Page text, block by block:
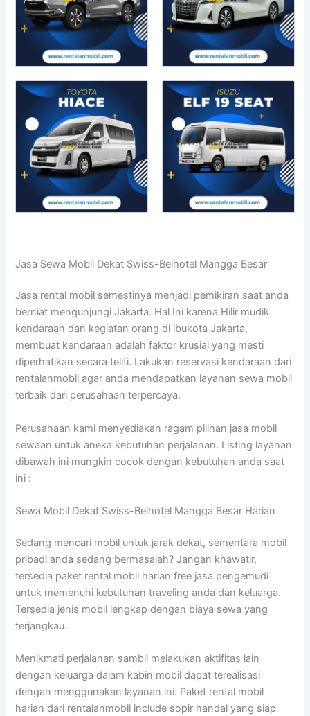
Jasa Sewa Mobil Dekat Swiss-Belhotel Mangga Besar
Jasa rental mobil semestinya menjadi pemikiran saat anda
berniat mengunjungi Jakarta. Hal Ini karena Hilir mudik
kendaraan dan kegiatan orang di ibukota Jakarta,
membuat kendaraan adalah faktor krusial yang mesti
diperhatikan secara teliti. Lakukan reservasi kendaraan dari
rentalanmobil agar anda mendapatkan layanan sewa mobil
terbaik dari perusahaan terpercaya.
Perusahaan kami menyediakan ragam pilihan jasa mobil
sewaan untuk aneka kebutuhan perjalanan. Listing layanan
dibawah ini mungkin cocok dengan kebutuhan anda saat
ini :
Sewa Mobil Dekat Swiss-Belhotel Mangga Besar Harian
Sedang mencari mobil untuk jarak dekat, sementara mobil
pribadi anda sedang bermasalah? Jangan khawatir,
tersedia paket rental mobil harian free jasa pengemudi
untuk memenuhi kebutuhan traveling anda dan keluarga.
Tersedia jenis mobil lengkap dengan biaya sewa yang
terjangkau.
Menikmati perjalanan sambil melakukan aktifitas lain
dengan keluarga dalam kabin mobil dapat terealisasi
dengan menggunakan layanan ini. Paket rental mobil
harian dari rentalanmobil include sopir handal yang siap